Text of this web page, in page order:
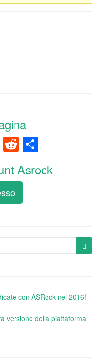
T
m
bl
r
R
e
d
di
t
n
Asrock
con ASRock nel 2016!
versione della piattaforma